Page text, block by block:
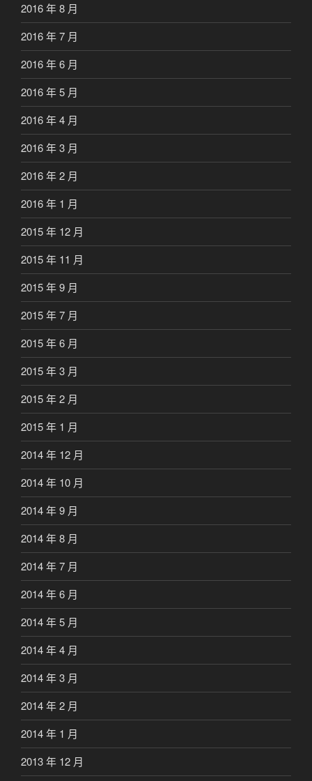
2016 年 8 月
2016 年 7 月
2016 年 6 月
2016 年 5 月
2016 年 4 月
2016 年 3 月
2016 年 2 月
2016 年 1 月
2015 年 12 月
2015 年 11 月
2015 年 9 月
2015 年 7 月
2015 年 6 月
2015 年 3 月
2015 年 2 月
2015 年 1 月
2014 年 12 月
2014 年 10 月
2014 年 9 月
2014 年 8 月
2014 年 7 月
2014 年 6 月
2014 年 5 月
2014 年 4 月
2014 年 3 月
2014 年 2 月
2014 年 1 月
2013 年 12 月